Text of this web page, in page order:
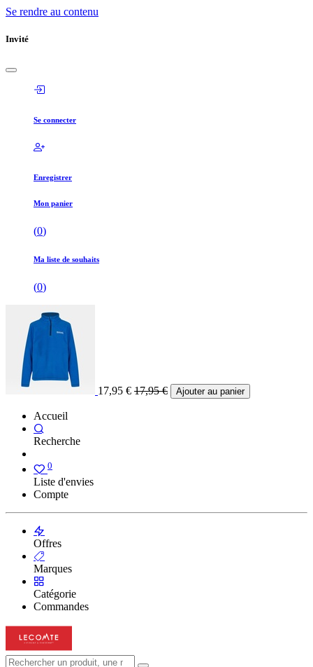
Se rendre au contenu
Invité
Se connecter
Enregistrer
Mon panier
(0)
Ma liste de souhaits
(0)
17,95 € 17,95€ Ajouter au panier
Accueil
Recherche
0
Liste d'envies
Compte
Offres
Marques
Catégorie
Commandes